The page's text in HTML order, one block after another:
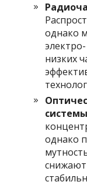
однако
низких
однако